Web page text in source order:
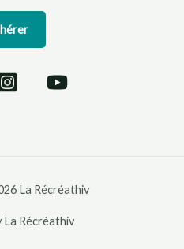
La Récréathiv
La Récréathiv